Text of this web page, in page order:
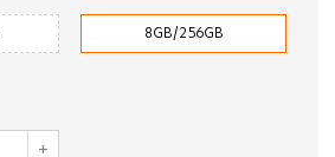
8GB/256GB
+